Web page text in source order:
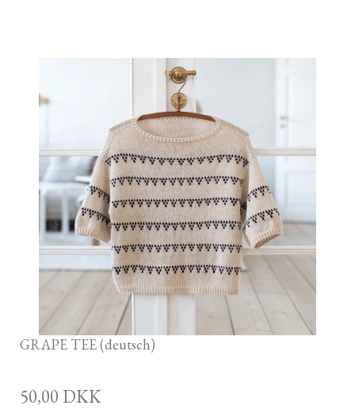
GRAPE TEE (deutsch)
50,00 DKK